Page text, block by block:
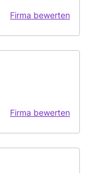
Firma bewerten
Firma bewerten